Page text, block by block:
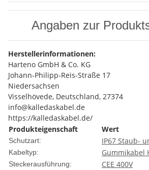
Angaben zur
Herstellerinformationen:
Harteno GmbH & Co. KG
Johann-Philipp-Reis-Straße 17
Niedersachsen
Visselhövede, Deutschland, 27374
info@kalledaskabel.de
https://kalledaskabel.de/
Produkteigenschaft
Wert
Schutzart: IP67 Staub-
Kabeltyp: Gummikabel
Steckerausführung: CEE 400V